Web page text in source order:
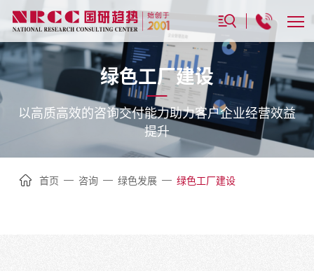
绿色工厂建设
以高质高效的咨询交付能力助力客户企业经营效益
提升
首页 — 咨询 — 绿色发展 — 绿色工厂建设